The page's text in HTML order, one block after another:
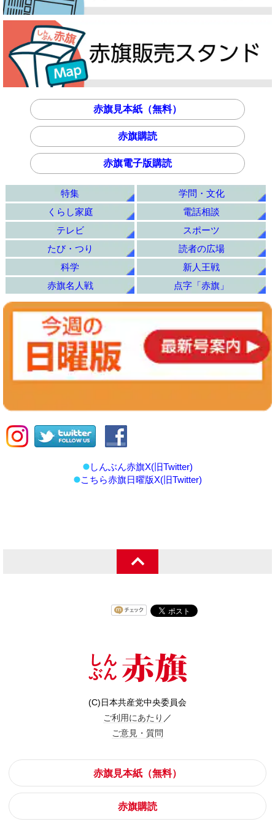
赤旗見本紙（無料）
赤旗購読
赤旗電子版購読
特集
学問・文化
くらし家庭
電話相談
テレビ
スポーツ
たび・つり
読者の広場
科学
新人王戦
赤旗名人戦
点字「赤旗」
しんぶん赤旗X(旧Twitter)
こちら赤旗日曜版X(旧Twitter)
(C)日本共産党中央委員会
ご利用にあたり ／
ご意見・質問
赤旗見本紙（無料）
赤旗購読